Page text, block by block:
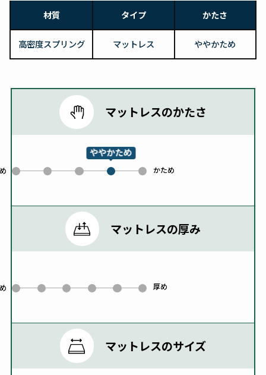
材質 タイプ かたさ
高密度スプリング マットレス ややかため
マットレスのかたさ
0 1
2
3
ややかため
かため
4
マットレスの厚み
0 1 2 3 4 厚め
5
マットレスのサイズ